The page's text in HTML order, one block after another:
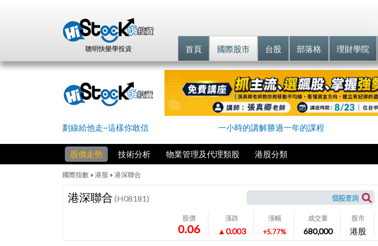
聰明快樂學投資 首頁 國際股市 台股 部落格 理財學院
劃線給他走~這樣你敢信 一小時的講解勝過一年的課程
股價走勢 技術分析 物業管理及代理類股 港股分類
國際指數 » 港股 » 港深聯合
港深聯合 (H08181)
股價
0.06
漲跌
▲0.003
漲幅
+5.77%
成交量
680,000
股市
港股